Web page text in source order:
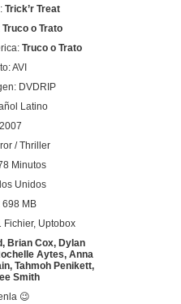
Trick’r Treat
Truco o Trato
Truco o Trato
AVI
DVDRIP
Latino
/ Thriller
Minutos
Unidos
698 MB
Fichier, Uptobox
Brian Cox, Dylan
Aytes, Anna
Tahmoh Penikett,
Smith
😉